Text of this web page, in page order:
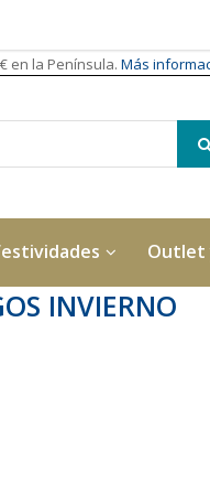
en la Península. Más
Outlet
INVIERNO